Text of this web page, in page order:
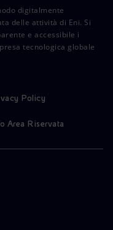
digitalmente
delle attività di Eni. Si
e accessibile i
tecnologica globale
Policy
Area Riservata